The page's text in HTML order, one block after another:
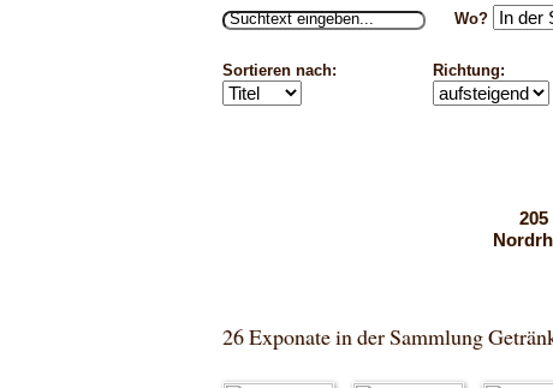
Wo?
Sortieren nach: Richtung:
205
26 Exponate in der Sammlung